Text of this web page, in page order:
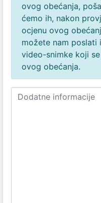
ovog obećanja,
ćemo ih, nakon
ocjenu ovog
možete nam
video-snimke koji
ovog obećanja.